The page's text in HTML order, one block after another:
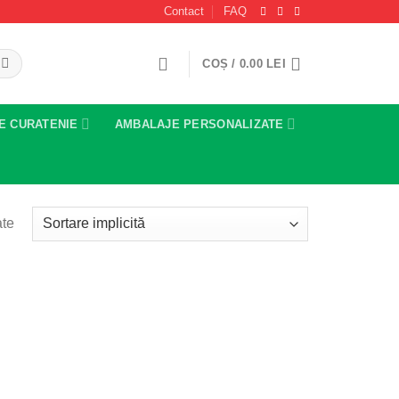
Contact FAQ
COȘ / 0.00 LEI
CURATENIE AMBALAJE PERSONALIZATE